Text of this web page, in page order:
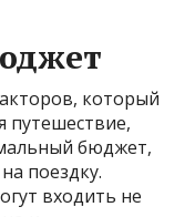
который
путешествие,
бюджет,
поездку.
входить не